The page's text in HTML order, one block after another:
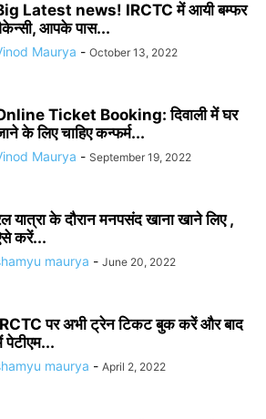
Latest news! IRCTC में आयी बम्फर
आपके पास...
Maurya - October 13, 2022
Ticket Booking: दिवाली में घर
के लिए चाहिए कन्फर्म...
Maurya - September 19, 2022
यात्रा के दौरान मनपसंद खाना खाने लिए ,
करें...
maurya - June 20, 2022
पर अभी ट्रेन टिकट बुक करें और बाद
पेटीएम...
maurya - April 2, 2022